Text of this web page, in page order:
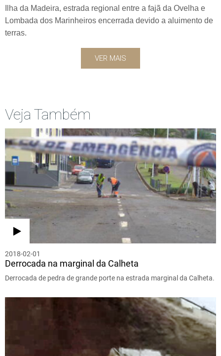
Ilha da Madeira, estrada regional entre a fajã da Ovelha e
Lombada dos Marinheiros encerrada devido a aluimento de
terras.
VER MAIS
Veja Também
2018-02-01
Derrocada na marginal da Calheta
Derrocada de pedra de grande porte na estrada marginal da Calheta.